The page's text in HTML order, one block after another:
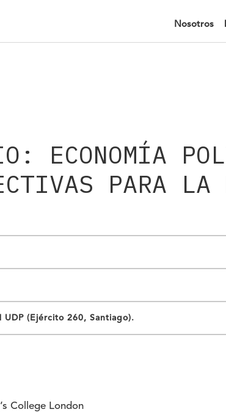
Nosotros
ECONOMÍA
PARA LA
UDP (Ejército 260, Santiago).
College London